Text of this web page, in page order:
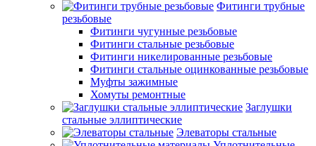
Фитинги трубные
резьбовые
Фитинги чугунные резьбовые
Фитинги стальные резьбовые
Фитинги никелированные резьбовые
Фитинги стальные оцинкованные резьбовые
Муфты зажимные
Хомуты ремонтные
Заглушки
стальные эллиптические
Элеваторы стальные